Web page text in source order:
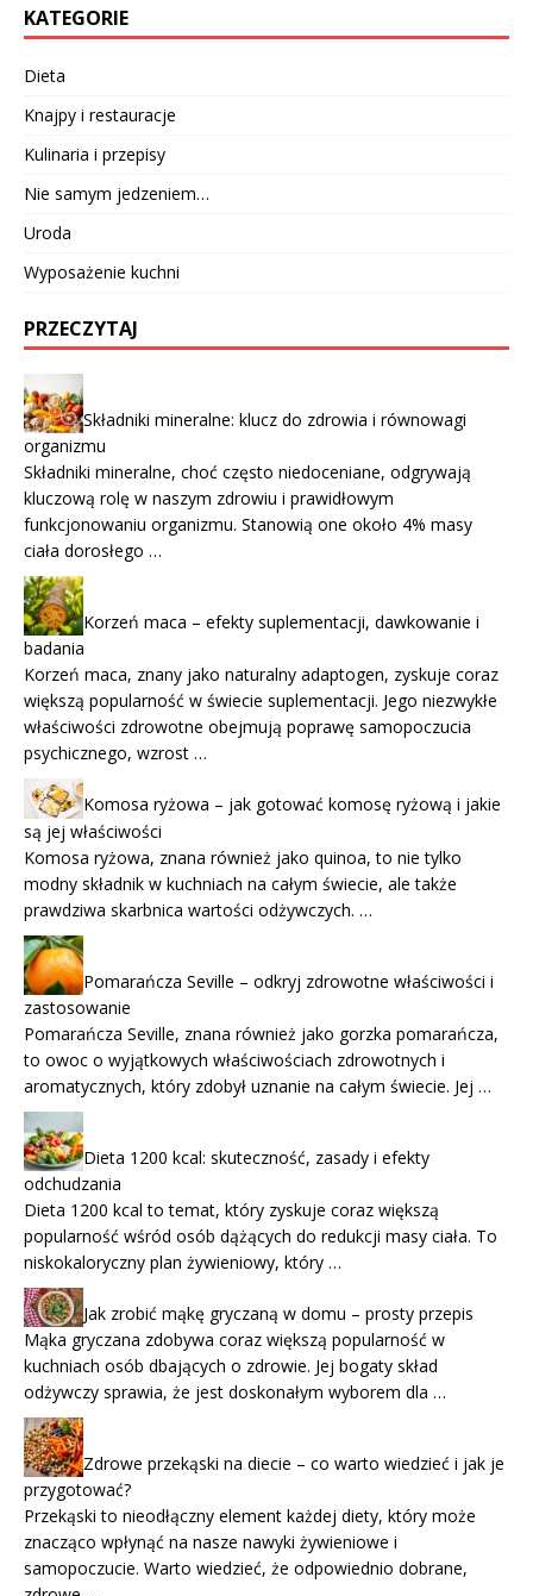
KATEGORIE
Dieta
Knajpy i restauracje
Kulinaria i przepisy
Nie samym jedzeniem…
Uroda
Wyposażenie kuchni
PRZECZYTAJ
Składniki mineralne: klucz do zdrowia i równowagi
organizmu
Składniki mineralne, choć często niedoceniane, odgrywają
kluczową rolę w naszym zdrowiu i prawidłowym
funkcjonowaniu organizmu. Stanowią one około 4% masy
ciała dorosłego …
Korzeń maca – efekty suplementacji, dawkowanie i
badania
Korzeń maca, znany jako naturalny adaptogen, zyskuje coraz
większą popularność w świecie suplementacji. Jego niezwykłe
właściwości zdrowotne obejmują poprawę samopoczucia
psychicznego, wzrost …
Komosa ryżowa – jak gotować komosę ryżową i jakie
są jej właściwości
Komosa ryżowa, znana również jako quinoa, to nie tylko
modny składnik w kuchniach na całym świecie, ale także
prawdziwa skarbnica wartości odżywczych. …
Pomarańcza Seville – odkryj zdrowotne właściwości i
zastosowanie
Pomarańcza Seville, znana również jako gorzka pomarańcza,
to owoc o wyjątkowych właściwościach zdrowotnych i
aromatycznych, który zdobył uznanie na całym świecie. Jej …
Dieta 1200 kcal: skuteczność, zasady i efekty
odchudzania
Dieta 1200 kcal to temat, który zyskuje coraz większą
popularność wśród osób dążących do redukcji masy ciała. To
niskokaloryczny plan żywieniowy, który …
Jak zrobić mąkę gryczaną w domu – prosty przepis
Mąka gryczana zdobywa coraz większą popularność w
kuchniach osób dbających o zdrowie. Jej bogaty skład
odżywczy sprawia, że jest doskonałym wyborem dla …
Zdrowe przekąski na diecie – co warto wiedzieć i jak je
przygotować?
Przekąski to nieodłączny element każdej diety, który może
znacząco wpłynąć na nasze nawyki żywieniowe i
samopoczucie. Warto wiedzieć, że odpowiednio dobrane,